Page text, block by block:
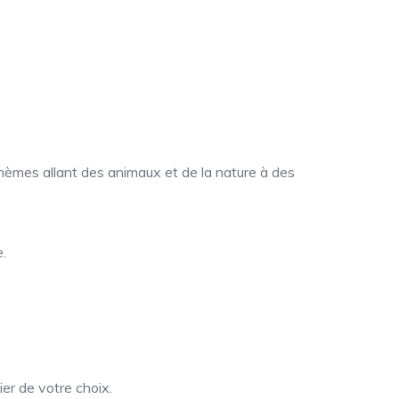
allant des animaux et de la nature à des
de votre choix.